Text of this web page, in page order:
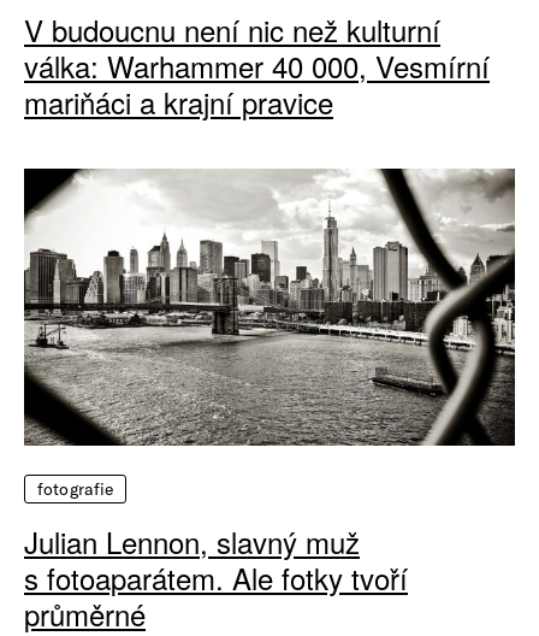
V budoucnu není nic než kulturní
válka: Warhammer 40 000, Vesmírní
mariňáci a krajní pravice
fotografie
Julian Lennon, slavný muž
s fotoaparátem. Ale fotky tvoří
průměrné